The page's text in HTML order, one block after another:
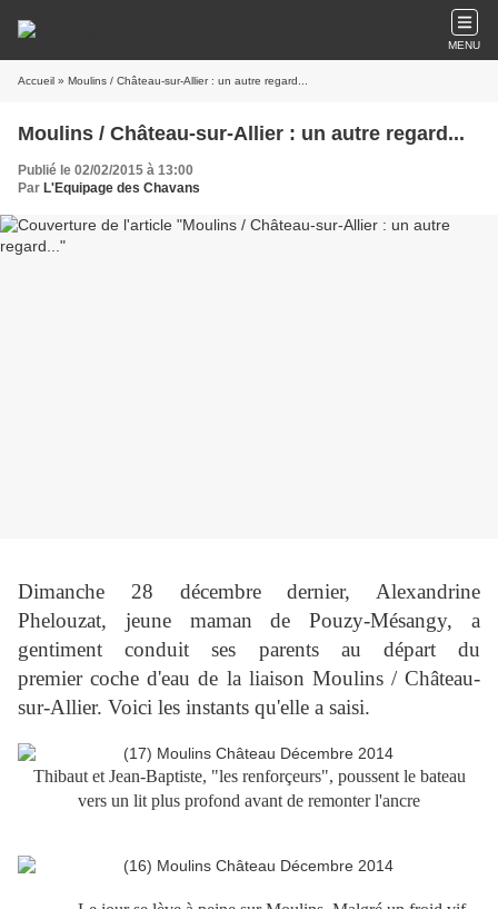
MENU
Accueil » Moulins / Château-sur-Allier : un autre regard...
Moulins / Château-sur-Allier : un autre regard...
Publié le 02/02/2015 à 13:00
Par L'Equipage des Chavans
Dimanche 28 décembre dernier, Alexandrine
Phelouzat, jeune maman de Pouzy-Mésangy, a
gentiment conduit ses parents au départ du
premier coche d'eau de la liaison Moulins / Château-
sur-Allier. Voici les instants qu'elle a saisi.
Thibaut et Jean-Baptiste, "les renforçeurs", poussent le bateau
vers un lit plus profond avant de remonter l'ancre